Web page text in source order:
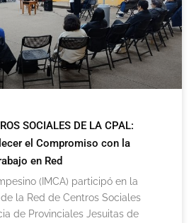
SOCIALES DE LA CPAL:
el Compromiso con la
en Red
(IMCA) participó en la
la Red de Centros Sociales
de Provinciales Jesuitas de